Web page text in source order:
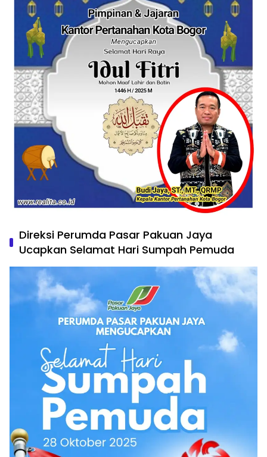
Direksi Perumda Pasar Pakuan Jaya
Ucapkan Selamat Hari Sumpah Pemuda